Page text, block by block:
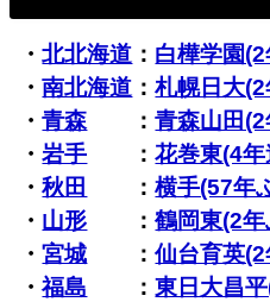
・北北海道 ： 白樺学園
・南北海道 ：札幌日大
・青森：青森山田
・岩手 ：花巻東(4
・秋田 ：横手(57年
・ 山形 ：鶴岡東(2
・宮城 ：仙台育英
・福島 ：東日大昌